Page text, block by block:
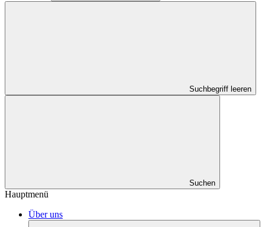
Suchbegriff leeren
Suchen
Hauptmenü
Über uns